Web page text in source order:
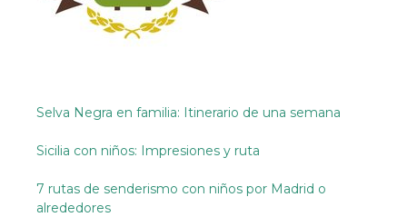
Selva Negra en familia: Itinerario de una semana
Sicilia con niños: Impresiones y ruta
7 rutas de senderismo con niños por Madrid o
alrededores